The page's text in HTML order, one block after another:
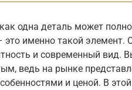
одна деталь может
именно такой элемент.
и современный вид.
ведь на рынке
и ценой. В